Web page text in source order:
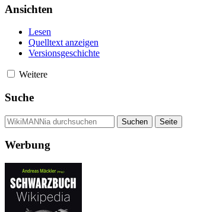
Ansichten
Lesen
Quelltext anzeigen
Versionsgeschichte
Weitere
Suche
Werbung